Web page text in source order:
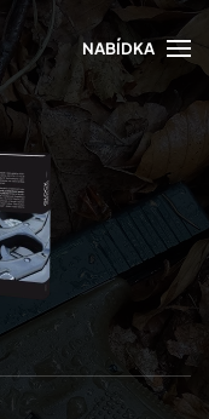
NABÍDKA